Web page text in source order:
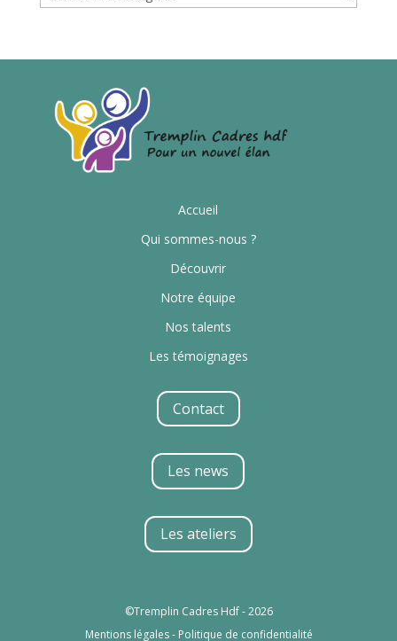
Accueil
Qui sommes-nous ?
Découvrir
Notre équipe
Nos talents
Les témoignages
Contact
Les news
Les ateliers
©Tremplin Cadres Hdf - 2026
Mentions légales- Politique de confidentialité